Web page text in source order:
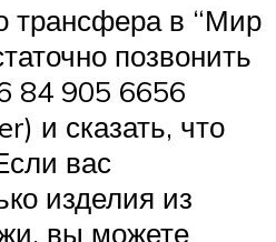
трансфера в “Мир
позвонить
84 905 6656
и сказать, что
вас
изделия из
вы можете